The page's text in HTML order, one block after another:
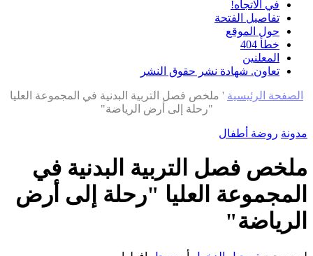
في الاتجاه!
تفاصيل الفتحة
حول الموقع
خطأ 404
المعلنين
تعاون. شهادة نشر حقوق النشر
الصفحة الرئيسية ' ملخص فصل التربية البدنية في المجموعة العليا
"رحلة إلى أرض الرياضة"
مدونة روضة أطفال
ملخص فصل التربية البدنية في
المجموعة العليا "رحلة إلى أرض
الرياضة"